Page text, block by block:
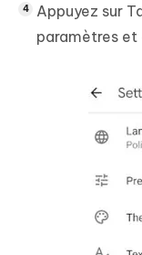
Appuyez sur
paramètres et